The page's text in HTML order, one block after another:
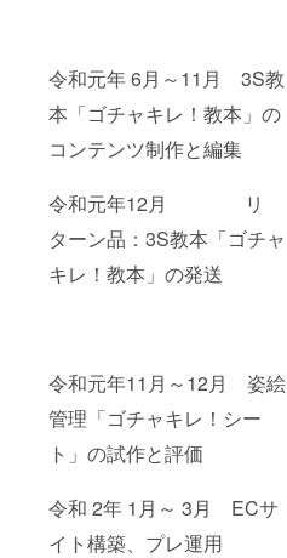
令和元年 6月～11月 3S教
本「ゴチャキレ！教本」の
コンテンツ制作と編集
令和元年12月 リ
ターン品：3S教本「ゴチャ
キレ！教本」の発送
令和元年11月～12月 姿絵
管理「ゴチャキレ！シー
ト」の試作と評価
令和 2年 1月～ 3月 ECサ
イト構築、プレ運用